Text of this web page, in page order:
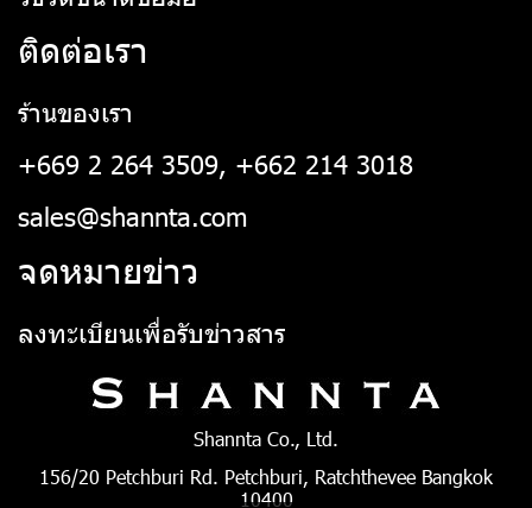
ติดต่อเรา
ร้านของเรา
+669 2 264 3509, +662 214 3018
sales@shannta.com
จดหมายข่าว
ลงทะเบียนเพื่อรับข่าวสาร
Shannta Co., Ltd.
156/20 Petchburi Rd. Petchburi, Ratchthevee Bangkok
10400